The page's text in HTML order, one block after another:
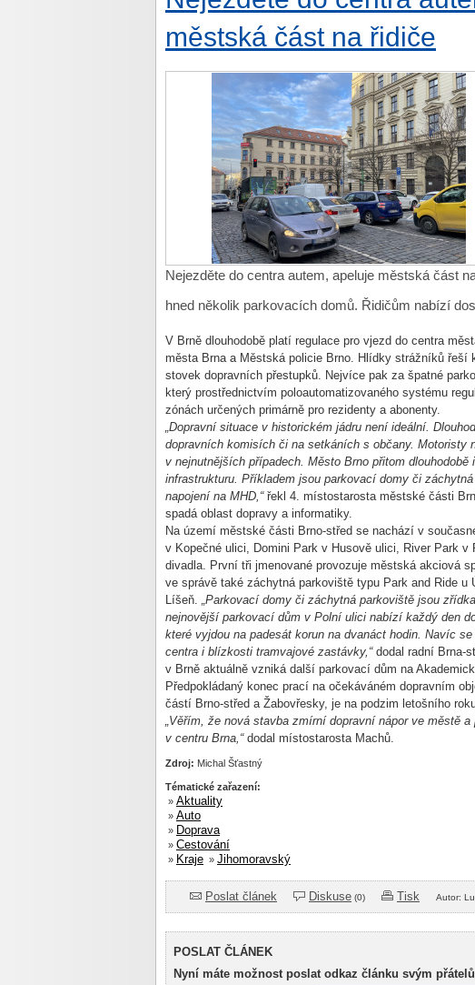
městská část na řidiče
Nejezděte do centra autem, apeluje městská část
hned několik parkovacích domů. Řidičům nabízí
V Brně dlouhodobě platí regulace pro vjezd do centra
města Brna a Městská policie Brno. Hlídky strážníků řeší
stovek dopravních přestupků. Nejvíce pak za špatné
který prostřednictvím poloautomatizovaného systému
zónách určených primárně pro rezidenty a abonenty.
„Dopravní situace v historickém jádru není ideální.
dopravních komisích či na setkáních s občany. Motoristy
v nejnutnějších případech. Město Brno přitom
infrastrukturu. Příkladem jsou parkovací domy či
napojení na MHD,“ řekl 4. místostarosta městské části
spadá oblast dopravy a informatiky.
Na území městské části Brno-střed se nachází v
v Kopečné ulici, Domini Park v Husově ulici, River Park
divadla. První tři jmenované provozuje městská akciová
ve správě také záchytná parkoviště typu Park and Ride
Líšeň. „Parkovací domy či záchytná parkoviště jsou
nejnovější parkovací dům v Polní ulici nabízí každý den
které vyjdou na padesát korun na dvanáct hodin. Navíc
centra i blízkosti tramvajové zastávky,“dodal radní Brna-
v Brně aktuálně vzniká další parkovací dům na
Předpokládaný konec prací na očekáváném dopravním
částí Brno-střed a Žabovřesky, je na podzim letošního
„Věřím, že nová stavba zmírní dopravní nápor ve městě
v centru Brna,“ dodal místostarosta Machů.
Zdroj: Michal Šťastný
Tématické zařazení:
» Aktuality
» Auto
» Doprava
» Cestování
» Kraje » Jihomoravský
Poslat článek Diskuse (0) Tisk Autor:
POSLAT ČLÁNEK
Nyní máte možnost poslat odkaz článku svým